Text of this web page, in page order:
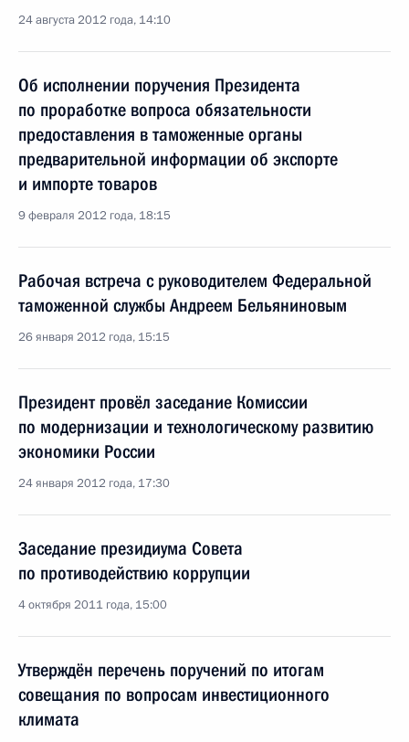
24 августа 2012 года, 14:10
Об исполнении поручения Президента
по проработке вопроса обязательности
предоставления в таможенные органы
предварительной информации об экспорте
и импорте товаров
9 февраля 2012 года, 18:15
Рабочая встреча с руководителем Федеральной
таможенной службы Андреем Бельяниновым
26 января 2012 года, 15:15
Президент провёл заседание Комиссии
по модернизации и технологическому развитию
экономики России
24 января 2012 года, 17:30
Заседание президиума Совета
по противодействию коррупции
4 октября 2011 года, 15:00
Утверждён перечень поручений по итогам
совещания по вопросам инвестиционного
климата